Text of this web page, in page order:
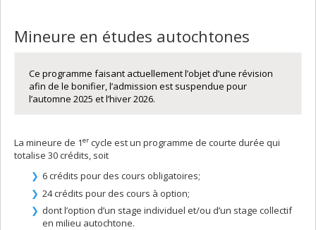
Mineure en études autochtones
Ce programme faisant actuellement l’objet d’une révision
afin de le bonifier, l’admission est suspendue pour
l’automne 2025 et l’hiver 2026.
La mineure de 1er cycle est un programme de courte durée qui
totalise 30 crédits, soit
6 crédits pour des cours obligatoires;
24 crédits pour des cours à option;
dont l’option d’un stage individuel et/ou d’un stage collectif
en milieu autochtone.